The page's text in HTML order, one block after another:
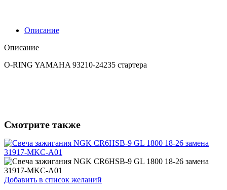
Описание
Описание
O-RING YAMAHA 93210-24235 стартера
Смотрите также
Добавить в список желаний